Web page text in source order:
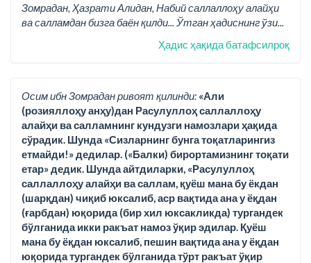
Зомрадан, Ҳазрати Алидан, Набий саллаллоҳу алайҳи
ва салламдан бизга баён қилди... Ўтган ҳадиснинг ўзи...
Ҳадис ҳақида батафсилроқ
Осим ибн Зомрадан ривоят қилинди: «Али
(розияллоҳу анҳу)дан Расулуллоҳ саллаллоҳу
алайҳи ва салламнинг кундузги намозлари ҳақида
сўрадик. Шунда «Сизларнинг бунга тоқатларингиз
етмайди!» дедилар. («Балки) бирортамизнинг тоқати
етар» дедик. Шунда айтдиларки, «Расулуллоҳ
саллаллоҳу алайҳи ва саллам, қуёш мана бу ёкдан
(шарқдан) чиқиб юксалиб, аср вақтида ана у ёқдан
(ғарбдан) юқорида (бир хил юксакликда) тургандек
бўлганида икки ракъат намоз ўқир эдилар. Қуёш
мана бу ёқдан юксалиб, пешин вақтида ана у ёқдан
юқорида тургандек бўлганида тўрт ракъат ўқир